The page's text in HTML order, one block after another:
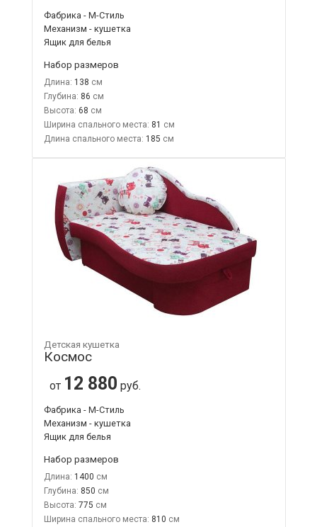
Фабрика - М-Стиль
Механизм - кушетка
Ящик для белья
Набор размеров
Длина: 138
Глубина: 86
Высота: 68
Ширина спального места: 81
Длина спального места: 185
Детская кушетка
Космос
от 12 880 руб.
Фабрика - М-Стиль
Механизм - кушетка
Ящик для белья
Набор размеров
Длина: 1400
Глубина: 850
Высота: 775
Ширина спального места: 810